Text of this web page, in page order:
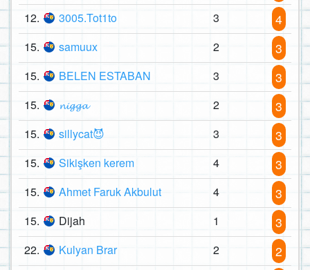
12. 3005.Tot1to 3 4
15. samuux 2 3
15. BELEN ESTABAN 3 3
15. 𝓷𝓲𝓰𝓰𝓪 2 3
15. sillycat😈 3 3
15. Sikişken kerem 4 3
15. Ahmet Faruk Akbulut 4 3
15. Dijah 1 3
22. Kulyan Brar 2 2